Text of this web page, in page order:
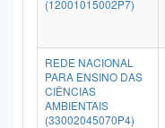
(12001015002P7)
REDE NACIONAL
PARA ENSINO DAS
CIÊNCIAS
AMBIENTAIS
(33002045070P4)